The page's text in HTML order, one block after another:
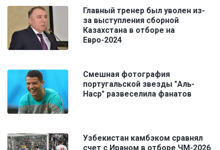
Главный тренер был уволен из-
за выступления сборной
Казахстана в отборе на
Евро-2024
Смешная фотография
португальской звезды "Аль-
Наср" развеселила фанатов
Узбекистан камбэком сравнял
счет с Ираном в отборе ЧМ-2026